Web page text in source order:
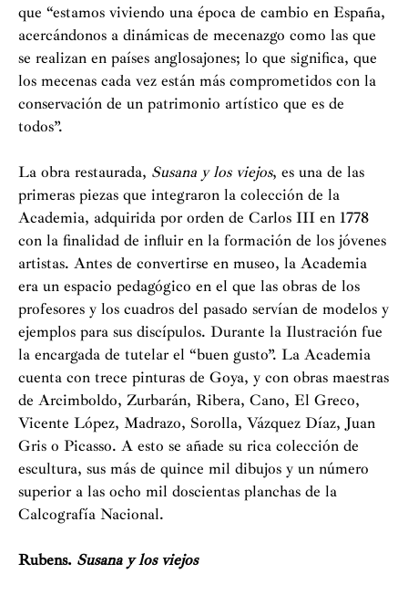
que “estamos viviendo una época de cambio en España,
acercándonos a dinámicas de mecenazgo como las que
se realizan en países anglosajones; lo que significa, que
los mecenas cada vez están más comprometidos con la
conservación de un patrimonio artístico que es de
todos”.
La obra restaurada, Susana y los viejos, es una de las
primeras piezas que integraron la colección de la
Academia, adquirida por orden de Carlos III en 1778
con la finalidad de influir en la formación de los jóvenes
artistas. Antes de convertirse en museo, la Academia
era un espacio pedagógico en el que las obras de los
profesores y los cuadros del pasado servían de modelos y
ejemplos para sus discípulos. Durante la Ilustración fue
la encargada de tutelar el “buen gusto”. La Academia
cuenta con trece pinturas de Goya, y con obras maestras
de Arcimboldo, Zurbarán, Ribera, Cano, El Greco,
Vicente López, Madrazo, Sorolla, Vázquez Díaz, Juan
Gris o Picasso. A esto se añade su rica colección de
escultura, sus más de quince mil dibujos y un número
superior a las ocho mil doscientas planchas de la
Calcografía Nacional.
Rubens. Susana y los viejos